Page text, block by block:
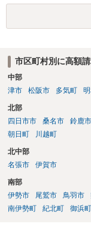
言は脅迫罪に当たる
護士は確定的なこと
です。ですから質問
すよ。 今までどおり
休みください。
市区町村別に高額
中部
津市
松阪市 多気町
北部
四日市市
桑名市 鈴鹿市
朝日町
川越町
北中部
名張市
伊賀市
南部
伊勢市
尾鷲市 鳥羽市
南伊勢町
紀北町 御浜町